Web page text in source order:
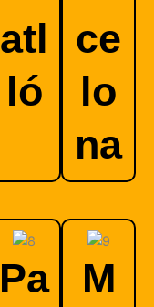
atl
ló
ce
lo
na
Pa
M